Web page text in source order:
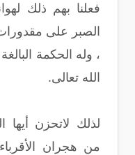
فعلنا بهم ذلك
الصبر على مقدورات
، وله الحكمة
الله تعالى.
لذلك لاتحزن أيها
من هجران